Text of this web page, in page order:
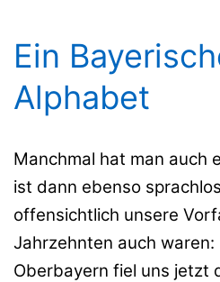
Ein
Alphabet
Manchmal hat man auch
ist dann ebenso
offensichtlich unsere
Jahrzehnten auch waren:
Oberbayern fiel uns jetzt